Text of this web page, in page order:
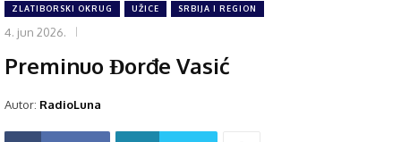
ZLATIBORSKI OKRUG UŽICE SRBIJA I REGION
4. jun 2026.
Preminuo Đorđe Vasić
Autor: RadioLuna